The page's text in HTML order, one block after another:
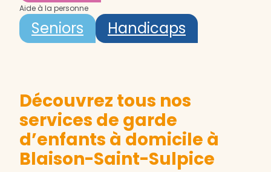
Aide à la personne
Seniors Handicaps
Découvrez tous nos
services de garde
d’enfants à domicile à
Blaison-Saint-Sulpice